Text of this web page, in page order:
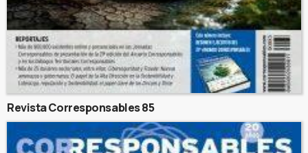
Revista Corresponsables 85